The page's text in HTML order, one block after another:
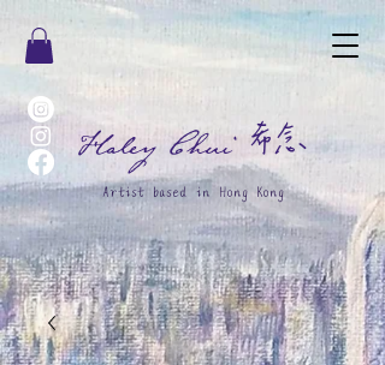
Artist based in Hong Kong
Haley Chui 希念